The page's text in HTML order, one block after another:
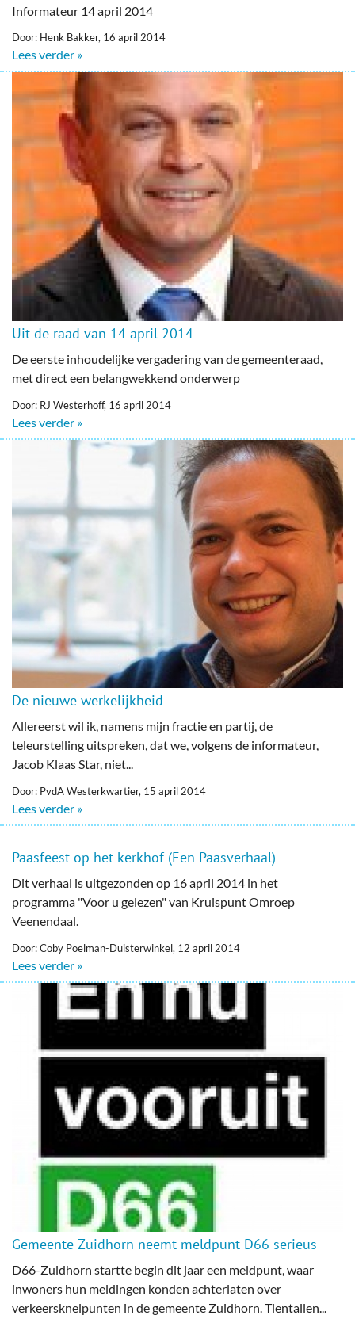
Informateur 14 april 2014
Door: Henk Bakker, 16 april 2014
Lees verder »
Uit de raad van 14 april 2014
De eerste inhoudelijke vergadering van de gemeenteraad,
met direct een belangwekkend onderwerp
Door: RJ Westerhoff, 16 april 2014
Lees verder »
De nieuwe werkelijkheid
Allereerst wil ik, namens mijn fractie en partij, de
teleurstelling uitspreken, dat we, volgens de informateur,
Jacob Klaas Star, niet...
Door: PvdA Westerkwartier, 15 april 2014
Lees verder »
Paasfeest op het kerkhof (Een Paasverhaal)
Dit verhaal is uitgezonden op 16 april 2014 in het
programma "Voor u gelezen" van Kruispunt Omroep
Veenendaal.
Door: Coby Poelman-Duisterwinkel, 12 april 2014
Lees verder »
Gemeente Zuidhorn neemt meldpunt D66 serieus
D66-Zuidhorn startte begin dit jaar een meldpunt, waar
inwoners hun meldingen konden achterlaten over
verkeersknelpunten in de gemeente Zuidhorn. Tientallen...